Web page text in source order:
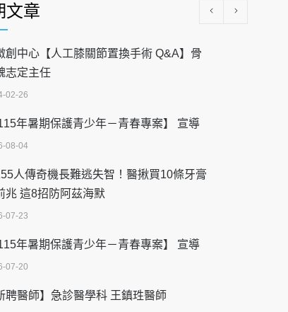
文章
創中心【人工膝關節置換手術 Q&A】骨
志定主任
02-26
115年暑期保護青少年－青春專案】 宣導
08-04
人傳奇機長難逃失智！醫揪買10條牙膏
兆 這8招防阿茲海默
07-23
115年暑期保護青少年－青春專案】 宣導
07-20
聘醫師】急診醫學科 王鎮珄醫師